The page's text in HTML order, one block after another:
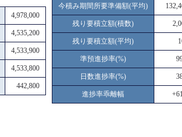
4,978,000
4,535,200
4,533,900
4,533,800
442,800
今積み期間所要準備額(平均)
残り要積立額(積数)
残り要積立額(平均)
準預進捗率(%)
日数進捗率(%)
進捗率乖離幅